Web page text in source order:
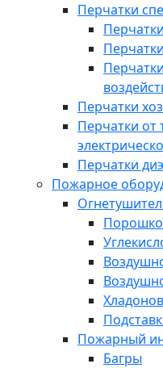
Перчатки
Перчатки
Перчатки от
Перчатки
Пожарное
Пожарный
Багры